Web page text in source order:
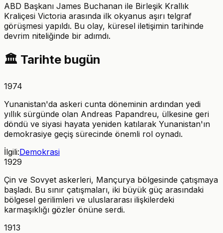
ABD Başkanı James Buchanan ile Birleşik Krallık
Kraliçesi Victoria arasında ilk okyanus aşırı telgraf
görüşmesi yapıldı. Bu olay, küresel iletişimin tarihinde
devrim niteliğinde bir adımdı.
🏛️ Tarihte bugün
1974
Yunanistan'da askeri cunta döneminin ardından yedi
yıllık sürgünde olan Andreas Papandreu, ülkesine geri
döndü ve siyasi hayata yeniden katılarak Yunanistan'ın
demokrasiye geçiş sürecinde önemli rol oynadı.
İlgili:Demokrasi
1929
Çin ve Sovyet askerleri, Mançurya bölgesinde çatışmaya
başladı. Bu sınır çatışmaları, iki büyük güç arasındaki
bölgesel gerilimleri ve uluslararası ilişkilerdeki
karmaşıklığı gözler önüne serdi.
1913